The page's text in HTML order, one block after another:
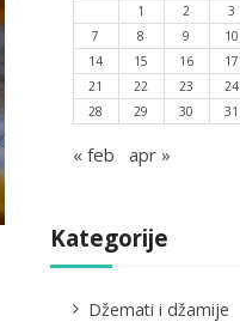
1
2 3
7
8 9 10
14
15 16 17
21
22 23 24
28
29 30 31
« feb apr »
Kategorije
Džemati i džamije